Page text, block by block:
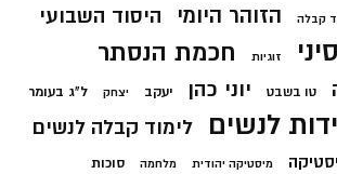
קבלה הזוהר היומי היסוד השבועי
זוגיות חכמת הנסתר
טו בשבט יוני כהן יעקב יצחק ל"ג בעומר
לנשים לימוד קבלה לנשים
מיסטיקה יהודית מלחמה סוכות